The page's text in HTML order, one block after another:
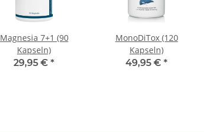
Magnesia 7+1 (90
Kapseln)
29,95 € *
MonoDiTox (120
Kapseln)
49,95 € *